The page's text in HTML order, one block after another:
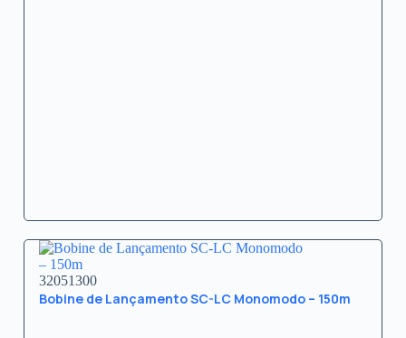
32051300
Bobine de Lançamento SC-LC Monomodo – 150m